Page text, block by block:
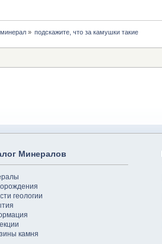
» подскажите, что за камушки такие
Минералов
геологии
камня